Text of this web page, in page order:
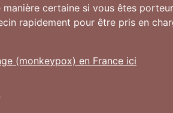
certaine si vous êtes
rapidement pour être pris en
(monkeypox) en France ici